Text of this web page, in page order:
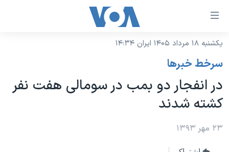
لینکهای
دسترسی
جهش
محتوای
اصلی
به
نسخه سبک وب‌سایت
موضوع ها
ایران
آمریکا
جهان
برنامه های تلویزیونی
جدول برنامه ها
صفحه‌های ویژه
یکشنبه ۱۸ مرداد ۱۴۰۵ ایران ۱۴:۳۴
سرخط خبرها
در انفجار دو بمب در سومالی هفت نفر
کشته شدند
۲۳ مهر ۱۳۹۳